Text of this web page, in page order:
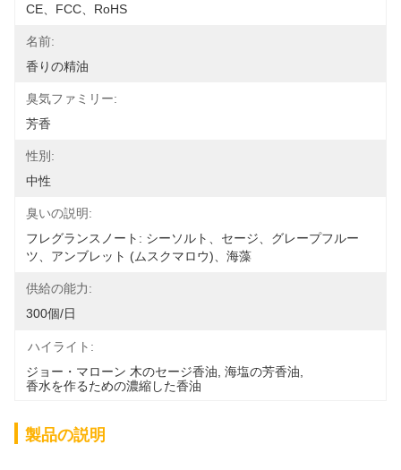
CE、FCC、RoHS
名前:
香りの精油
臭気ファミリー:
芳香
性別:
中性
臭いの説明:
フレグランスノート: シーソルト、セージ、グレープフルー
ツ、アンブレット (ムスクマロウ)、海藻
供給の能力:
300個/日
ハイライト:
ジョー・マローン 木のセージ香油 海塩の芳香油
香水を作るための濃縮した香油
製品の説明